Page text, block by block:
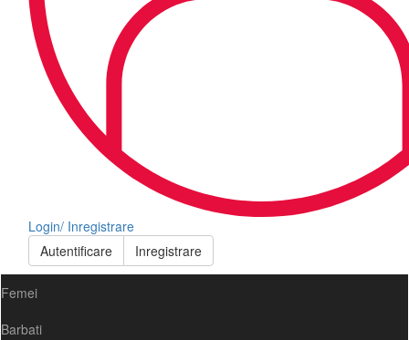
Login/ Inregistrare
Autentificare
Inregistrare
Femei
Barbati